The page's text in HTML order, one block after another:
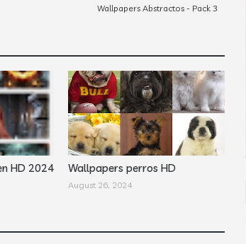
Wallpapers Abstractos - Pack 3
HD 2024 Wallpapers perros HD
August 26, 2024